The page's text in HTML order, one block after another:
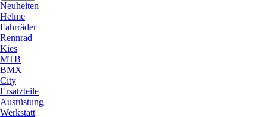
Neuheiten
Helme
Fahrräder
Rennrad
Kies
MTB
BMX
City
Ersatzteile
Ausrüstung
Werkstatt